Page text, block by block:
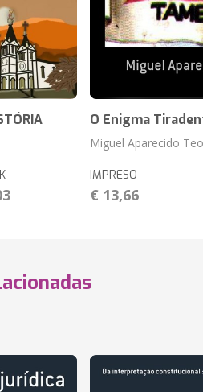
O Enigma
Miguel Aparecido
IMPRESO
€ 13,66